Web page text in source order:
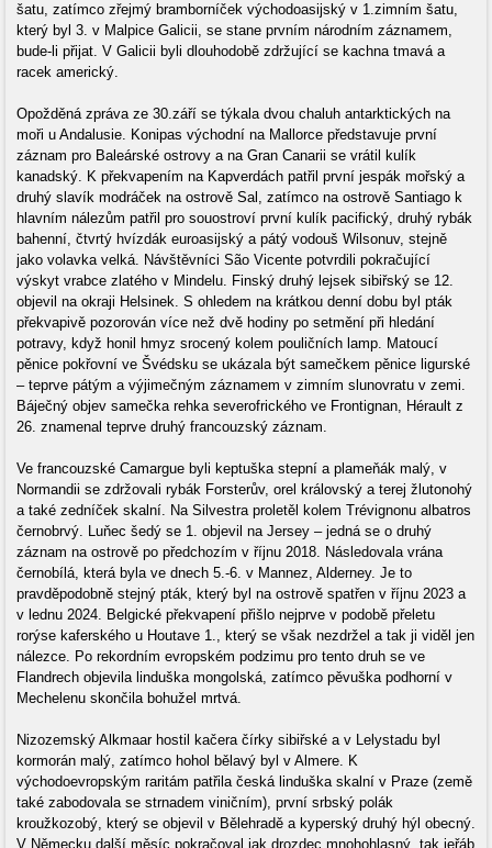
šatu, zatímco zřejmý bramborníček východoasijský v 1.zimním šatu,
který byl 3. v Malpice Galicii, se stane prvním národním záznamem,
bude-li přijat. V Galicii byli dlouhodobě zdržující se kachna tmavá a
racek americký.
Opožděná zpráva ze 30.září se týkala dvou chaluh antarktických na
moři u Andalusie. Konipas východní na Mallorce představuje první
záznam pro Baleárské ostrovy a na Gran Canarii se vrátil kulík
kanadský. K překvapením na Kapverdách patřil první jespák mořský a
druhý slavík modráček na ostrově Sal, zatímco na ostrově Santiago k
hlavním nálezům patřil pro souostroví první kulík pacifický, druhý rybák
bahenní, čtvrtý hvízdák euroasijský a pátý vodouš Wilsonuv, stejně
jako volavka velká. Návštěvníci São Vicente potvrdili pokračující
výskyt vrabce zlatého v Mindelu. Finský druhý lejsek sibiřský se 12.
objevil na okraji Helsinek. S ohledem na krátkou denní dobu byl pták
překvapivě pozorován více než dvě hodiny po setmění při hledání
potravy, když honil hmyz srocený kolem pouličních lamp. Matoucí
pěnice pokřovní ve Švédsku se ukázala být samečkem pěnice ligurské
– teprve pátým a výjimečným záznamem v zimním slunovratu v zemi.
Báječný objev samečka rehka severofrického ve Frontignan, Hérault z
26. znamenal teprve druhý francouzský záznam.
Ve francouzské Camargue byli keptuška stepní a plameňák malý, v
Normandii se zdržovali rybák Forsterův, orel královský a terej žlutonohý
a také zedníček skalní. Na Silvestra proletěl kolem Trévignonu albatros
černobrvý. Luňec šedý se 1. objevil na Jersey – jedná se o druhý
záznam na ostrově po předchozím v říjnu 2018. Následovala vrána
černobílá, která byla ve dnech 5.-6. v Mannez, Alderney. Je to
pravděpodobně stejný pták, který byl na ostrově spatřen v říjnu 2023 a
v lednu 2024. Belgické překvapení přišlo nejprve v podobě přeletu
rorýse kaferského u Houtave 1., který se však nezdržel a tak ji viděl jen
nálezce. Po rekordním evropském podzimu pro tento druh se ve
Flandrech objevila linduška mongolská, zatímco pěvuška podhorní v
Mechelenu skončila bohužel mrtvá.
Nizozemský Alkmaar hostil kačera čírky sibiřské a v Lelystadu byl
kormorán malý, zatímco hohol bělavý byl v Almere. K
východoevropským raritám patřila česká linduška skalní v Praze (země
také zabodovala se strnadem viničním), první srbský polák
kroužkozobý, který se objevil v Bělehradě a kyperský druhý hýl obecný.
V Německu další měsíc pokračoval jak drozdec mnohohlasný, tak jeřáb